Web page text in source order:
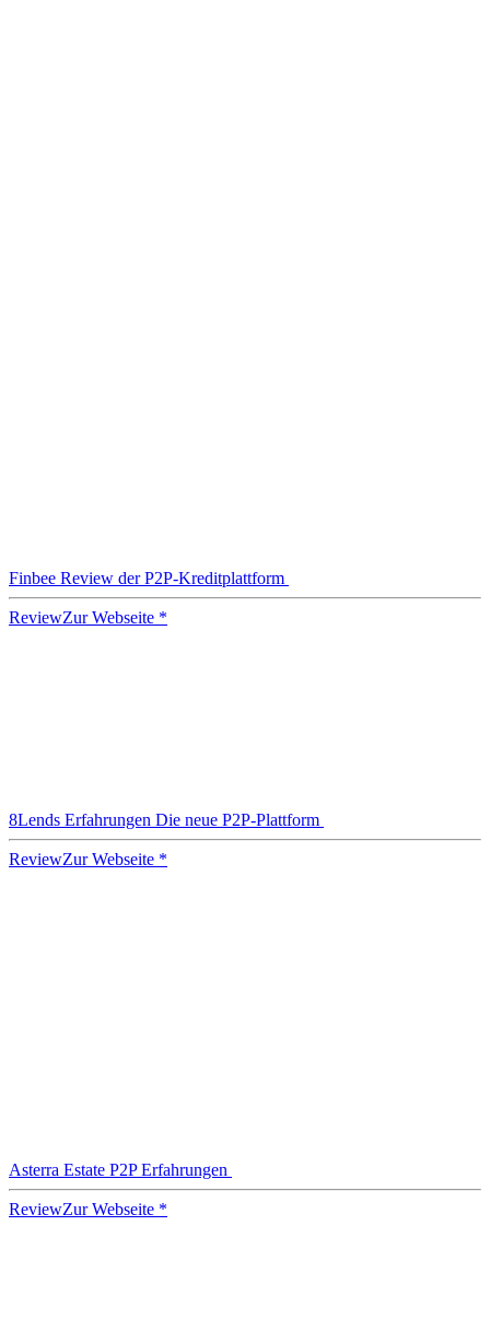
Finbee Review der P2P-Kreditplattform
ReviewZur Webseite *
8Lends Erfahrungen Die neue P2P-Plattform
ReviewZur Webseite *
Asterra Estate P2P Erfahrungen
ReviewZur Webseite *